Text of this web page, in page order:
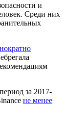
и
Среди них
за 2017-
не менее